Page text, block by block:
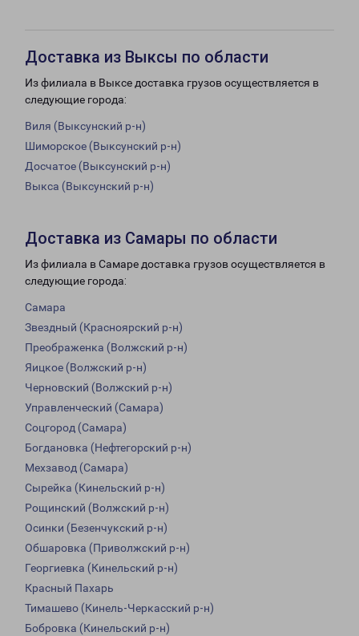
Доставка из Выксы по области
Из филиала в Выксе доставка грузов осуществляется в
следующие города:
Виля (Выксунский р-н)
Шиморское (Выксунский р-н)
Досчатое (Выксунский р-н)
Выкса (Выксунский р-н)
Доставка из Самары по области
Из филиала в Самаре доставка грузов осуществляется в
следующие города:
Самара
Звездный (Красноярский р-н)
Преображенка (Волжский р-н)
Яицкое (Волжский р-н)
Черновский (Волжский р-н)
Управленческий (Самара)
Соцгород (Самара)
Богдановка (Нефтегорский р-н)
Мехзавод (Самара)
Сырейка (Кинельский р-н)
Рощинский (Волжский р-н)
Осинки (Безенчукский р-н)
Обшаровка (Приволжский р-н)
Георгиевка (Кинельский р-н)
Красный Пахарь
Тимашево (Кинель-Черкасский р-н)
Бобровка (Кинельский р-н)